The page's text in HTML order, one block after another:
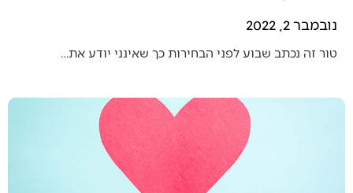
נובמבר 2, 2022
טור זה נכתב שבוע לפני הבחירות כך שאינני יודע את…